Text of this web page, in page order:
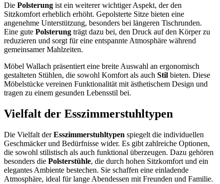
Die Polsterung ist ein weiterer wichtiger Aspekt, der den
Sitzkomfort erheblich erhöht. Gepolsterte Sitze bieten eine
angenehme Unterstützung, besonders bei längeren Tischrunden.
Eine gute Polsterung trägt dazu bei, den Druck auf den Körper zu
reduzieren und sorgt für eine entspannte Atmosphäre während
gemeinsamer Mahlzeiten.
Möbel Wallach präsentiert eine breite Auswahl an ergonomisch
gestalteten Stühlen, die sowohl Komfort als auch Stil bieten. Diese
Möbelstücke vereinen Funktionalität mit ästhetischem Design und
tragen zu einem gesunden Lebensstil bei.
Vielfalt der Esszimmerstuhltypen
Die Vielfalt derEsszimmerstuhltypen spiegelt die individuellen
Geschmäcker und Bedürfnisse wider. Es gibt zahlreiche Optionen,
die sowohl stilistisch als auch funktional überzeugen. Dazu gehören
besonders die Polsterstühle, die durch hohen Sitzkomfort und ein
elegantes Ambiente bestechen. Sie schaffen eine einladende
Atmosphäre, ideal für lange Abendessen mit Freunden und Familie.